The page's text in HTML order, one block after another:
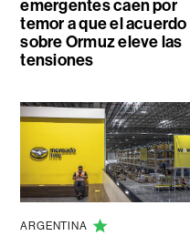
emergentes caen por
temor a que el acuerdo
sobre Ormuz eleve las
tensiones
ARGENTINA